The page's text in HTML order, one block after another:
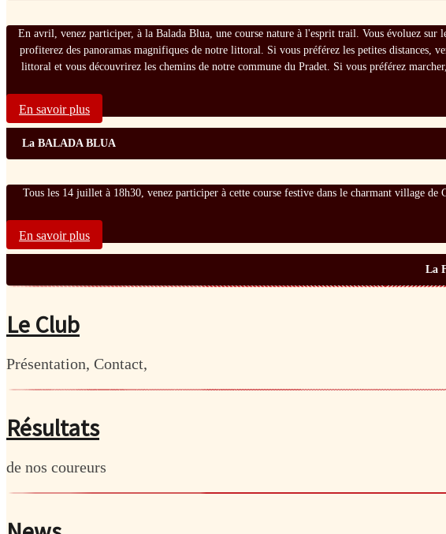
En avril, venez participer, à la Balada Blua, une course nature à l'esprit trail. Vous évoluez
profiterez des panoramas magnifiques de notre littoral. Si vous préférez les petites distances,
littoral et vous découvrirez les chemins de notre commune du Pradet. Si vous préférez
En savoir plus
La BALADA BLUA
Tous les 14 juillet à 18h30, venez participer à cette course festive dans le charmant village
En savoir plus
La
Le Club
Présentation, Contact,
Résultats
de nos coureurs